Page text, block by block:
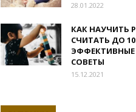
28.01.2022
КАК НАУЧИТЬ
СЧИТАТЬ ДО
СОВЕТЫ
15.12.2021